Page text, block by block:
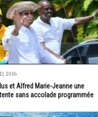
2016
et Alfred Marie-Jeanne une
sans accolade programmée